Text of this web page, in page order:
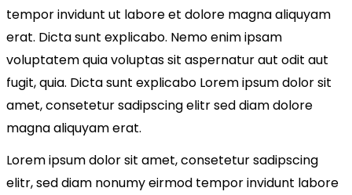
tempor invidunt ut labore et dolore magna aliquyam
erat. Dicta sunt explicabo. Nemo enim ipsam
voluptatem quia voluptas sit aspernatur aut odit aut
fugit, quia. Dicta sunt explicabo Lorem ipsum dolor sit
amet, consetetur sadipscing elitr sed diam dolore
magna aliquyam erat.
Lorem ipsum dolor sit amet, consetetur sadipscing
elitr, sed diam nonumy eirmod tempor invidunt labore